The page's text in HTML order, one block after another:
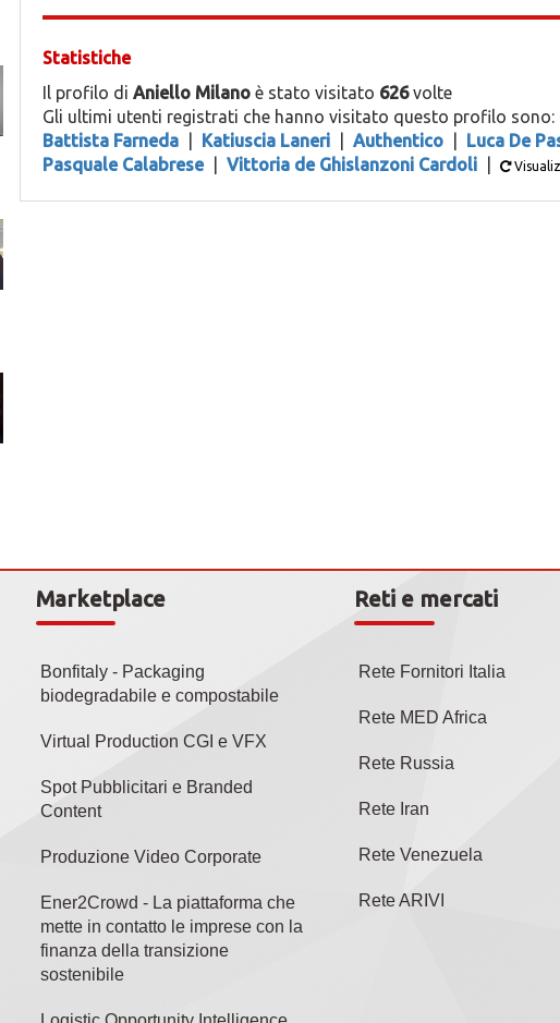
Statistiche
Il profilo di Aniello Milano è stato visitato 626volte
Gli ultimi utenti registrati che hanno visitato questo profilo sono:
Battista Farneda
Katiuscia Laneri Authentico Luca De
Pasquale Calabrese
Vittoria de Ghislanzoni Cardoli
Marketplace
Bonfitaly - Packaging
biodegradabile e compostabile
Virtual Production CGI e VFX
Spot Pubblicitari e Branded
Content
Produzione Video Corporate
Ener2Crowd - La piattaforma che
mette in contatto le imprese con la
finanza della transizione
sostenibile
Reti e mercati
Rete Fornitori Italia
Rete MED Africa
Rete Russia
Rete Iran
Rete Venezuela
Rete ARIVI